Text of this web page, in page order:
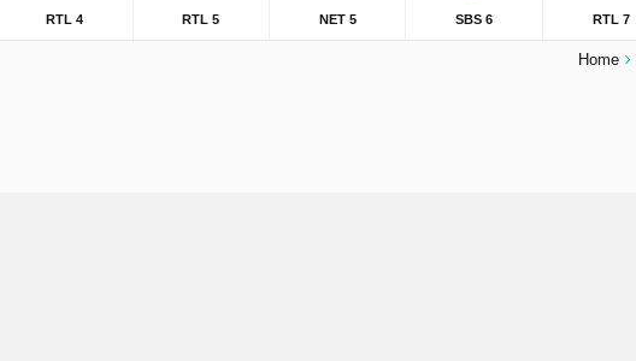
RTL 4 RTL 5 NET 5 SBS 6 RTL 7
Home